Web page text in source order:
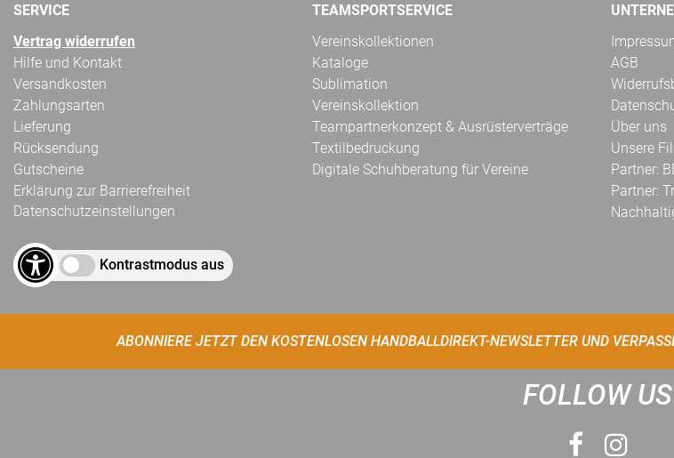
SERVICE
Vertrag widerrufen
Hilfe und Kontakt
Versandkosten
Zahlungsarten
Lieferung
Rücksendung
Gutscheine
Erklärung zur Barrierefreiheit
Datenschutzeinstellungen
Kontrastmodus aus
TEAMSPORTSERVICE
Vereinskollektionen
Kataloge
Sublimation
Vereinskollektion
Teampartnerkonzept & Ausrüsterverträge
Textilbedruckung
Digitale Schuhberatung für Vereine
AGB
Über uns
Unsere
Partner:
Partner:
ABONNIERE JETZT DEN KOSTENLOSEN HANDBALLDIREKT-NEWSLETTER UND
FOLLOW US